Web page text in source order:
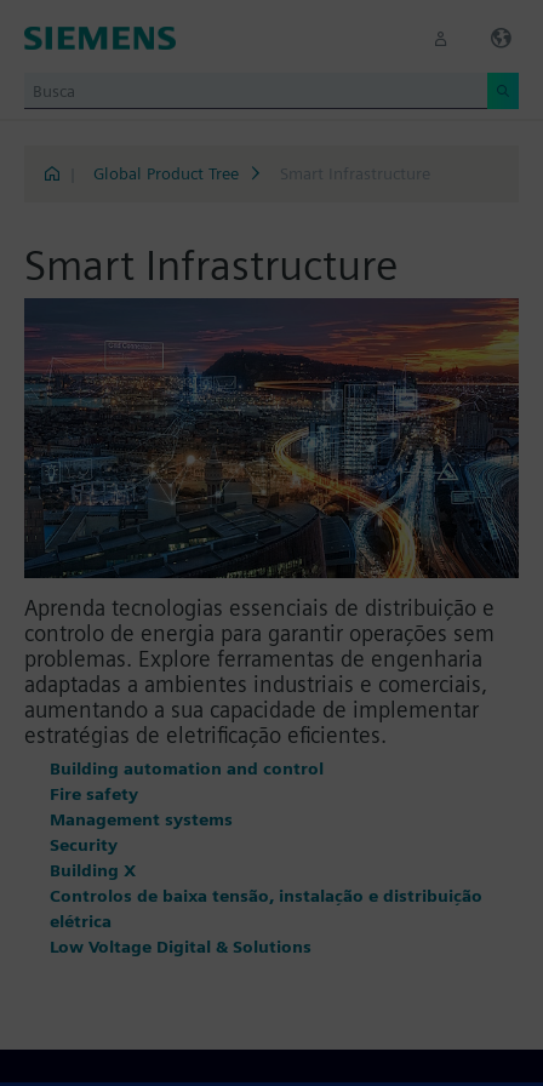
Global Product Tree Smart Infrastructure
Smart Infrastructure
Aprenda tecnologias essenciais de distribuição e
controlo de energia para garantir operações sem
problemas. Explore ferramentas de engenharia
adaptadas a ambientes industriais e comerciais,
aumentando a sua capacidade de implementar
estratégias de eletrificação eficientes.
Building automation and control
Fire safety
Management systems
Security
Building X
Controlos de baixa tensão, instalação e distribuição
elétrica
Low Voltage Digital & Solutions